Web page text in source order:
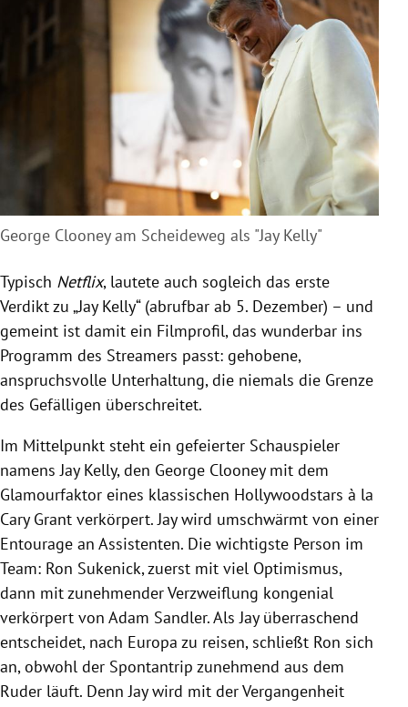
George Clooney am Scheideweg als "Jay Kelly"
Typisch Netflix, lautete auch sogleich das erste
Verdikt zu „Jay Kelly“ (abrufbar ab 5. Dezember) – und
gemeint ist damit ein Filmprofil, das wunderbar ins
Programm des Streamers passt: gehobene,
anspruchsvolle Unterhaltung, die niemals die Grenze
des Gefälligen überschreitet.
Im Mittelpunkt steht ein gefeierter Schauspieler
namens Jay Kelly, den George Clooney mit dem
Glamourfaktor eines klassischen Hollywoodstars à la
Cary Grant verkörpert. Jay wird umschwärmt von einer
Entourage an Assistenten. Die wichtigste Person im
Team: Ron Sukenick, zuerst mit viel Optimismus,
dann mit zunehmender Verzweiflung kongenial
verkörpert von Adam Sandler. Als Jay überraschend
entscheidet, nach Europa zu reisen, schließt Ron sich
an, obwohl der Spontantrip zunehmend aus dem
Ruder läuft. Denn Jay wird mit der Vergangenheit